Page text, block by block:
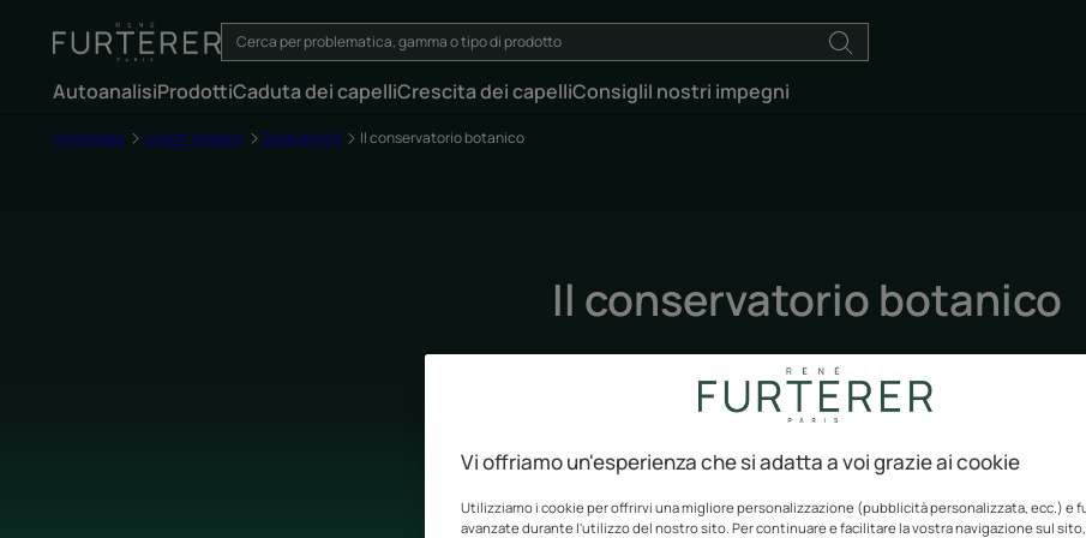
AutoanalisiProdottiCaduta dei capelliCrescita dei capelliConsigliI nostri impegni
Homepage I nostri impegni Biodiversità Il conservatorio botanico
Il conservatorio botanico
, validato da il nostro team di esperti René Furterer
Vi offriamo un'esperienza che si adatta a voi grazie ai cookie
Utilizziamo i cookie per offrirvi una migliore personalizzazione (pubblicità personalizzata, ecc.) e
avanzate durante l'utilizzo del nostro sito. Per continuare e facilitare la vostra navigazione sul